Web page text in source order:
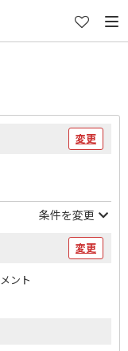
変更
条件を変更
変更
ント